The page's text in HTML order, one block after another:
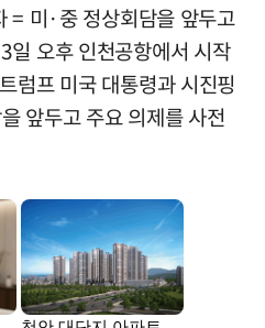
= 미·중 정상회담을 앞두고
일 오후 인천공항에서 시작
럼프 미국 대통령과 시진핑
앞두고 주요 의제를 사전